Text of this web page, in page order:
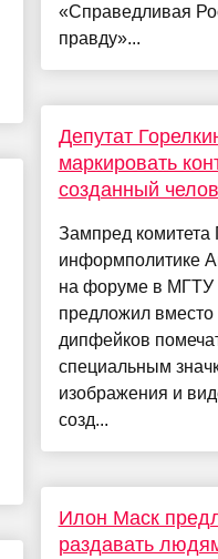
«Справедливая
правду»...
Депутат
маркировать
созданный
Зампред комитета
информполитике
на форуме в МГТУ
предложил вместо
дипфейков
специальным
изображения и
созд...
Илон Маск
раздавать